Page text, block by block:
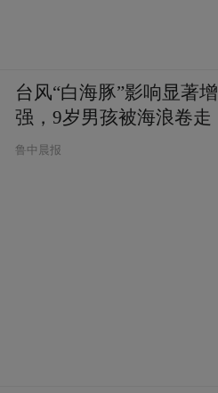
台风“白海豚”影响显著增
强，9岁男孩被海浪卷走
鲁中晨报